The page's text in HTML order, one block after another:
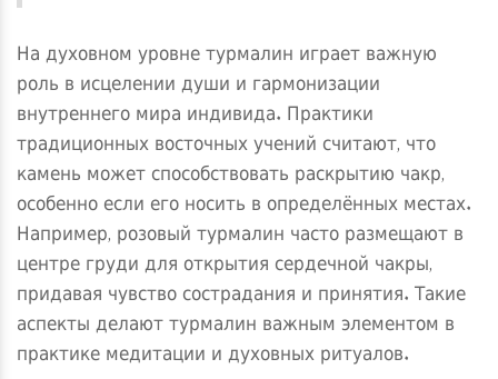
На духовном уровнетурмалин играет важную
роль в исцелении души и гармонизации
внутреннего мира индивида. Практики
традиционных восточных учений считают, что
камень может способствовать раскрытию чакр,
особенно если его носить в определённых местах.
Например, розовый турмалин часто размещают в
центре груди для открытия сердечной чакры,
придавая чувство сострадания и принятия. Такие
аспекты делают турмалин важным элементом в
практике медитации и духовных ритуалов.